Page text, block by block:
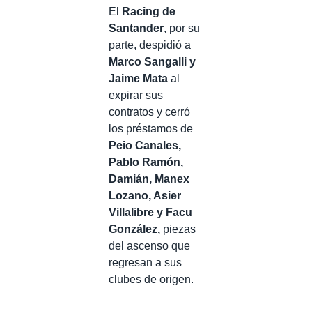
El
Racing de
Santander, por su
parte, despidió a
Marco Sangalli y
Jaime Mata al
expirar sus
contratos y cerró
los préstamos de
Peio Canales,
Pablo Ramón,
Damián, Manex
Lozano, Asier
Villalibre y Facu
González, piezas
del ascenso que
regresan a sus
clubes de origen.